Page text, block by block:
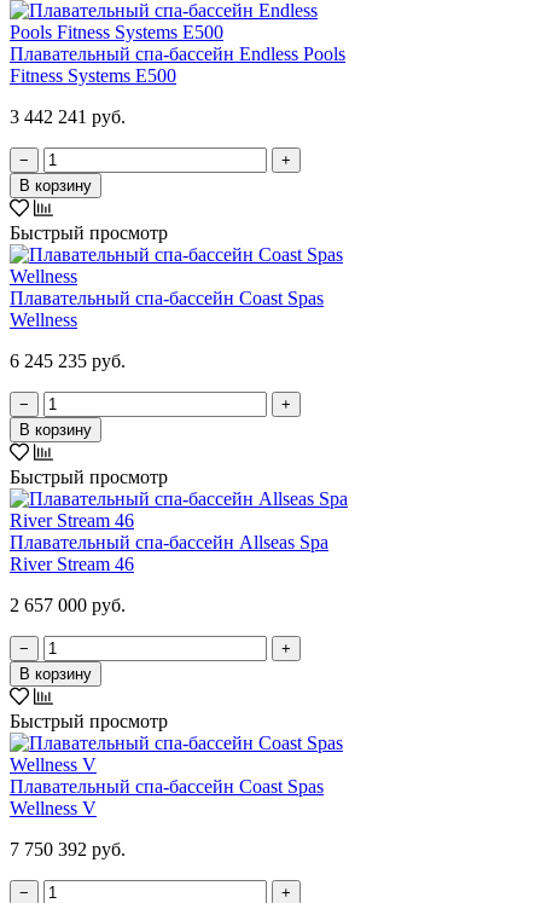
Плавательный спа-бассейн Endless Pools
Fitness Systems E500
3 442 241 руб.
−
+
В корзину
Быстрый просмотр
Плавательный спа-бассейн Coast Spas
Wellness
6 245 235 руб.
−
+
В корзину
Быстрый просмотр
Плавательный спа-бассейн Allseas Spa
River Stream 46
2 657 000 руб.
−
+
В корзину
Быстрый просмотр
Плавательный спа-бассейн Coast Spas
Wellness V
7 750 392 руб.
−
+